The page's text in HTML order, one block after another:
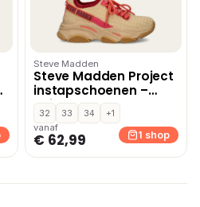
Steve Madden
Steve Madden Project
instapschoenen –
Beige
32 33 34
+1
vanaf
€ 62,99 1 shop